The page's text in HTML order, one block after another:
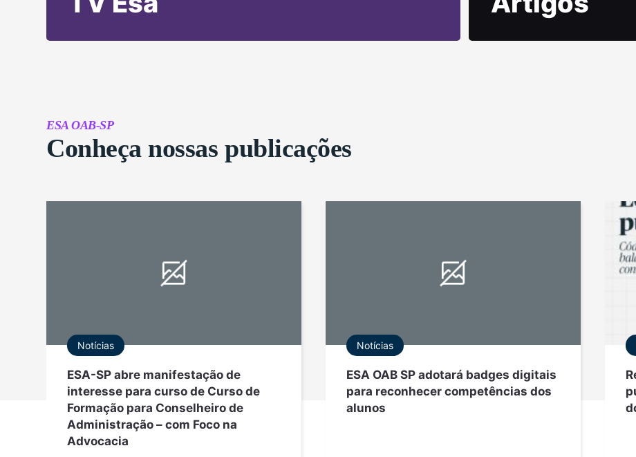
ESA OAB-SP
Conheça nossas publicações
Notícias
ESA-SP abre manifestação de
interesse para curso de Curso de
Formação para Conselheiro de
Administração – com Foco na
Advocacia
Notícias
ESA OAB SP adotará badges digitais
para reconhecer competências dos
alunos